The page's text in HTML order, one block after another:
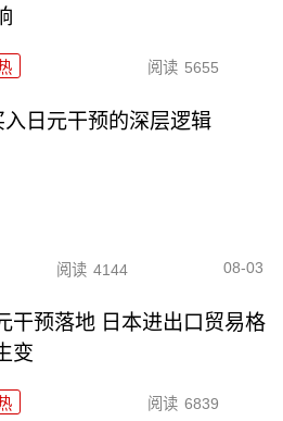
阅读 5655
日元干预的深层逻辑
阅读 4144 08-03
干预落地 日本进出口贸易格
变
阅读 6839